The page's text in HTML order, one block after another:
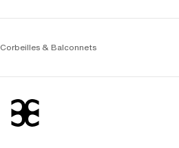
Corbeilles & Balconnets